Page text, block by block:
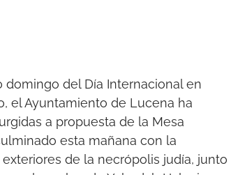
del Día Internacional en
el Ayuntamiento de Lucena ha
a propuesta de la Mesa
esta mañana con la
de la necrópolis judía, junto